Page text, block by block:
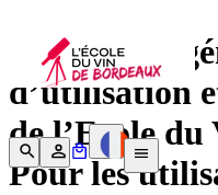
Conditions
d’utilisation
de l’Ecole
Pour les